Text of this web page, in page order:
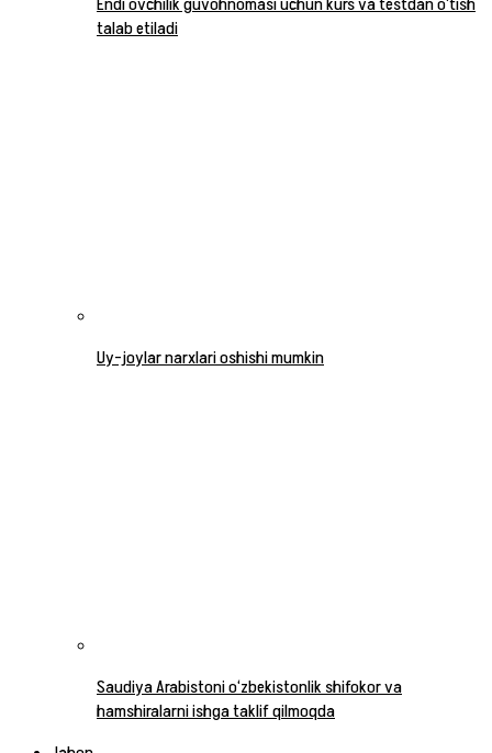
Endi ovchilik guvohnomasi uchun kurs va testdan o‘tish
talab etiladi
Uy-joylar narxlari oshishi mumkin
Saudiya Arabistoni o‘zbekistonlik shifokor va
hamshiralarni ishga taklif qilmoqda